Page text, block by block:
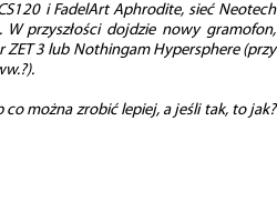
i FadelArt Aphrodite, sieć Neotech
przyszłości dojdzie nowy gramofon,
ZET 3 lub Nothingam Hypersphere (przy
można zrobić lepiej, a jeśli tak, to jak?